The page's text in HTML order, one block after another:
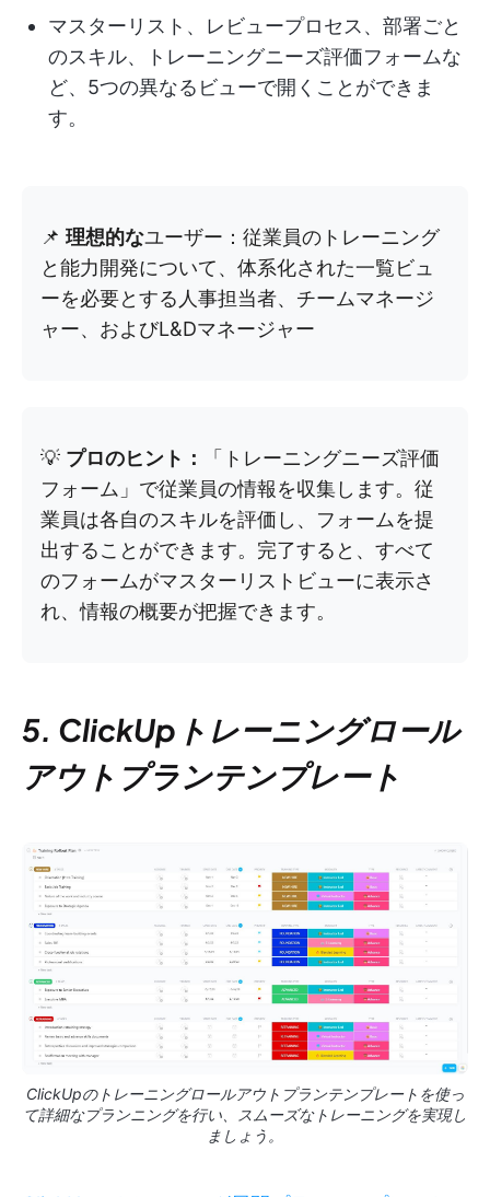
マスターリスト、レビュープロセス、部署ごと
のスキル、トレーニングニーズ評価フォームな
ど、5つの異なるビューで開くことができま
す。
📌 理想的なユーザー：従業員のトレーニング
と能力開発について、体系化された一覧ビュ
ーを必要とする人事担当者、チームマネージ
ャー、およびL&Dマネージャー
💡 プロのヒント：
「トレーニングニーズ評価
フォーム」で従業員の情報を収集します。従
業員は各自のスキルを評価し、フォームを提
出することができます。完了すると、すべて
のフォームがマスターリストビューに表示さ
れ、情報の概要が把握できます。
5. ClickUpトレーニングロール
アウトプランテンプレート
ClickUpのトレーニングロールアウトプランテンプレートを使っ
て詳細なプランニングを行い、スムーズなトレーニングを実現し
ましょう。